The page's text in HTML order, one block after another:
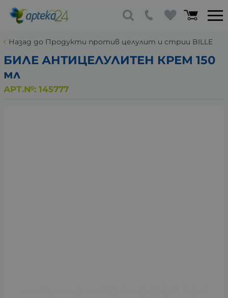
Назад до Продукти против целулит и стрии BILLE
БИЛЕ АНТИЦЕЛУЛИТЕН КРЕМ 150
мл
АРТ.№: 145777